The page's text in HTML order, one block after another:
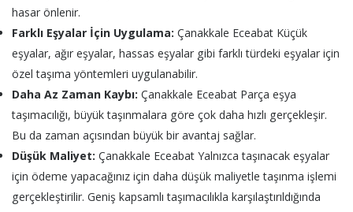
hasar önlenir.
Farklı Eşyalar İçin Uygulama: Çanakkale Eceabat Küçük
eşyalar, ağır eşyalar, hassas eşyalar gibi farklı türdeki eşyalar için
özel taşıma yöntemleri uygulanabilir.
Daha Az Zaman Kaybı: Çanakkale Eceabat Parça eşya
taşımacılığı, büyük taşınmalara göre çok daha hızlı gerçekleşir.
Bu da zaman açısından büyük bir avantaj sağlar.
Düşük Maliyet: Çanakkale Eceabat Yalnızca taşınacak eşyalar
için ödeme yapacağınız için daha düşük maliyetle taşınma işlemi
gerçekleştirilir. Geniş kapsamlı taşımacılıkla karşılaştırıldığında